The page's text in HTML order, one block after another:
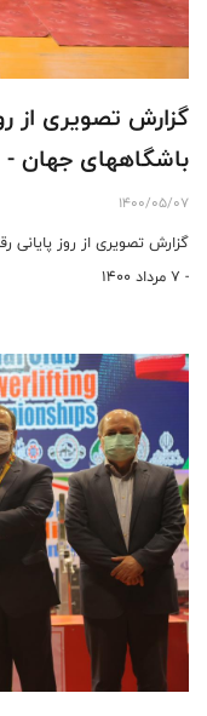
گزارش تصویری از
باشگاههای جهان - ارومیه(4) -
1400/05/07
- 7 مرداد 1400